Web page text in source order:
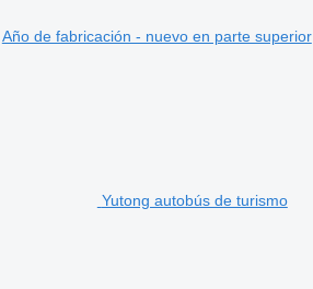
Año de fabricación - nuevo en parte superior
Yutong autobús de turismo